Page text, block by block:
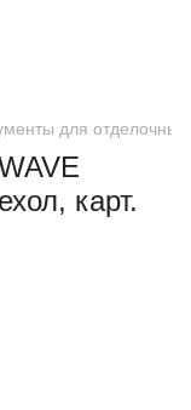
для отделочных
карт.